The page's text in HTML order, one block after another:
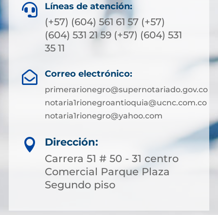
 Líneas de atención:
(+57) (604) 561 61 57 (+57)
(604) 531 21 59 (+57) (604) 531
35 11
 Correo electrónico:
primerarionegro@supernotariado.gov.co
notaria1rionegroantioquia@ucnc.com.co
notaria1rionegro@yahoo.com

Dirección:
Carrera 51 # 50 - 31 centro
Comercial Parque Plaza
Segundo piso